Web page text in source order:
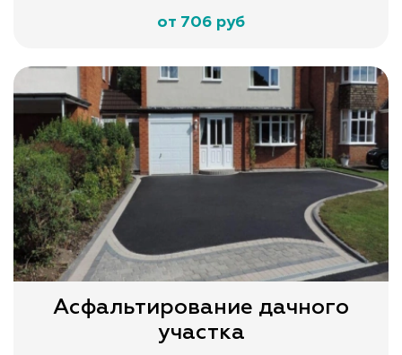
от 706 руб
Асфальтирование дачного
участка